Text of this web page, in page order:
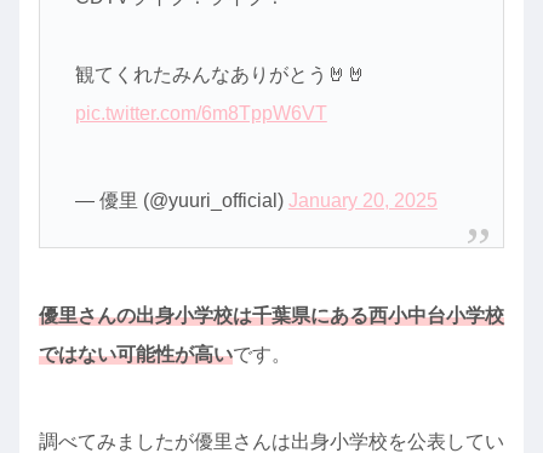
観てくれたみんなありがとう🤘🤘
pic.twitter.com/6m8TppW6VT
— 優里 (@yuuri_official) January 20, 2025
優里さんの出身小学校は千葉県にある西小中台小学校
ではない可能性が高いです。
調べてみましたが優里さんは出身小学校を公表してい